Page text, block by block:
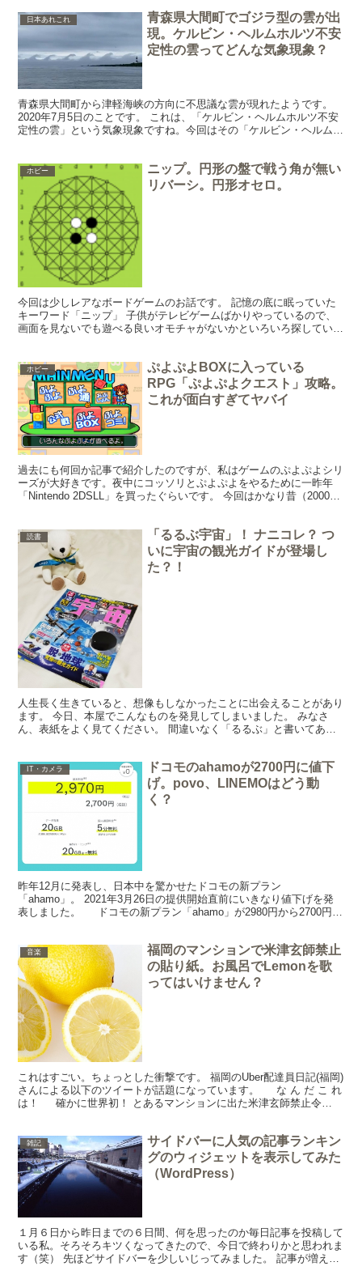
日本あれこれ
青森県大間町でゴジラ型の雲が出
現。ケルビン・ヘルムホルツ不安
定性の雲ってどんな気象現象？
青森県大間町から津軽海峡の方向に不思議な雲が現れたようです。
2020年7月5日のことです。 これは、「ケルビン・ヘルムホルツ不安
定性の雲」という気象現象ですね。今回はその「ケルビン・ヘルムホ
ホビー
ニップ。円形の盤で戦う角が無い
リバーシ。円形オセロ。
今回は少しレアなボードゲームのお話です。 記憶の底に眠っていた
キーワード「ニップ」 子供がテレビゲームばかりやっているので、
画面を見ないでも遊べる良いオモチャがないかといろいろ探していた
ホビー
ぷよぷよBOXに入っている
RPG「ぷよぷよクエスト」攻略。
これが面白すぎてヤバイ
過去にも何回か記事で紹介したのですが、私はゲームのぷよぷよシリ
ーズが大好きです。夜中にコッソリとぷよぷよをやるために一昨年
「Nintendo 2DSLL」を買ったぐらいです。 今回はかなり昔（2000
読書
「るるぶ宇宙」！ ナニコレ？ つ
いに宇宙の観光ガイドが登場し
た？！
人生長く生きていると、想像もしなかったことに出会えることがあり
ます。 今日、本屋でこんなものを発見してしまいました。 みなさ
ん、表紙をよく見てください。 間違いなく「るるぶ」と書いてあり
IT・カメラ
ドコモのahamoが2700円に値下
げ。povo、LINEMOはどう動
く？
昨年12月に発表し、日本中を驚かせたドコモの新プラン
「ahamo」。 2021年3月26日の提供開始直前にいきなり値下げを発
表しました。 ドコモの新プラン「ahamo」が2980円から2700円に
音楽
福岡のマンションで米津玄師禁止
の貼り紙。お風呂でLemonを歌
ってはいけません？
これはすごい。ちょっとした衝撃です。 福岡のUber配達員日記(福岡)
さんによる以下のツイートが話題になっています。 な ん だ こ れ
は！ 確かに世界初！ とあるマンションに出た米津玄師禁止令
雑記
サイドバーに人気の記事ランキン
グのウィジェットを表示してみた
（WordPress）
１月６日から昨日までの６日間、何を思ったのか毎日記事を投稿して
いる私。そろそろキツくなってきたので、今日で終わりかと思われま
す（笑） 先ほどサイドバーを少しいじってみました。 記事が増えて